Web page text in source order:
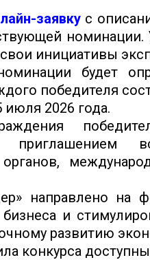
заявку с
инициативы
будет
победителя
2026 года.
органов,
направлено на
и
развитию
конкурса